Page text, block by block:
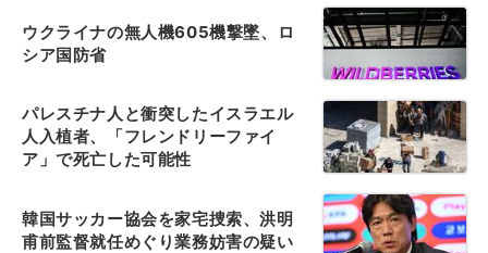
ウクライナの無人機605機撃墜、ロ
シア国防省
パレスチナ人と衝突したイスラエル
人入植者、「フレンドリーファイ
ア」で死亡した可能性
韓国サッカー協会を家宅捜索、洪明
甫前監督就任めぐり業務妨害の疑い